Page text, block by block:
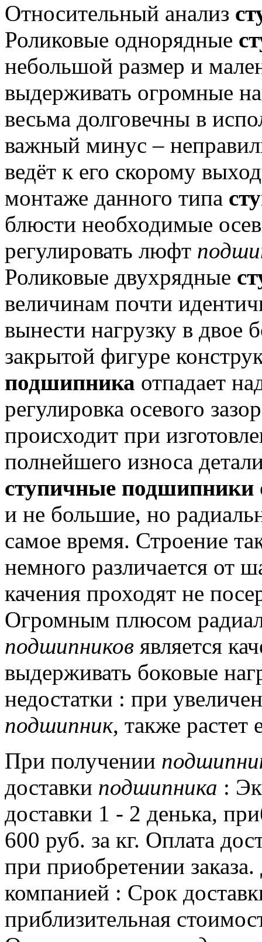
Относительный анализ
Роликовые однорядные
небольшой размер и
выдерживать огромные
весьма долговечны в
важный минус –
ведёт к его скорому
монтаже данного типа
блюсти необходимые
регулировать люфт
Роликовые двухрядные
величинам почти
вынести нагрузку в двое
закрытой фигуре
подшипника отпадает
регулировка осевого
происходит при
полнейшего износа
ступичные подшипники
и не большие, но
самое время. Строение
немного различается от
качения проходят не
Огромным плюсом
подшипников является
выдерживать боковые
недостатки : при
подшипник, также растет
При получении
доставки подшипника :
доставки 1 - 2 денька,
600 руб. за кг. Оплата
при приобретении заказа.
компанией : Срок
приблизительная